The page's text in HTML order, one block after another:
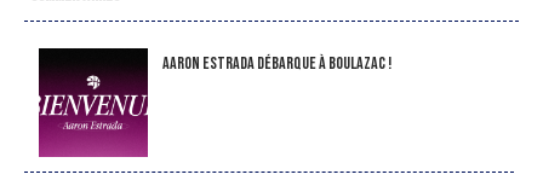
Aaron Estrada débarque à Boulazac !